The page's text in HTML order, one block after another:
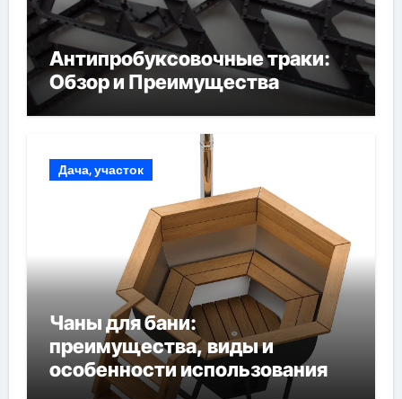
Антипробуксовочные траки:
Обзор и Преимущества
Дача, участок
Чаны для бани:
преимущества, виды и
особенности использования